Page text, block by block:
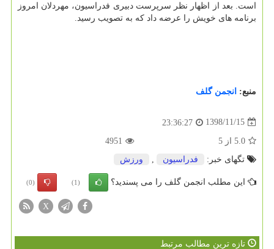
است. بعد از اظهار نظر سرپرست دبیری فدراسیون، مهردلان امروز
برنامه های خویش را عرضه داد كه به تصویب رسید.
منبع: انجمن گلف
1398/11/15
23:36:27
5.0 از 5
4951
تگهای خبر:
فدراسیون ورزش
این مطلب انجمن گلف را می پسندید؟ (1)
(0)
X
تازه ترین مطالب مرتبط